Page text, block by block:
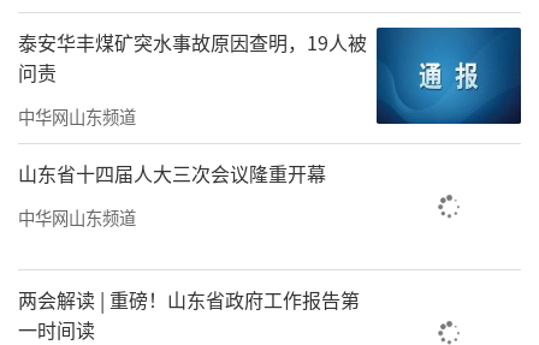
泰安华丰煤矿突水事故原因查明，19人被
问责
中华网山东频道
山东省十四届人大三次会议隆重开幕
中华网山东频道
两会解读 | 重磅！山东省政府工作报告第
一时间读